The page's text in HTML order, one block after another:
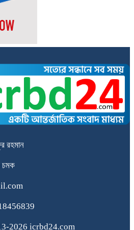
রহমান
চমক
2026 icrbd24.com